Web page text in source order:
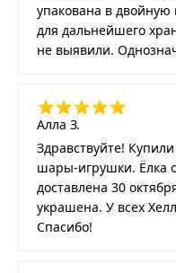
упакована в двойную
для дальнейшего
не выявили.
Алла З.
Здравствуйте!
шары-игрушки. Ёлка
доставлена 30
украшена. У всех
Спасибо!